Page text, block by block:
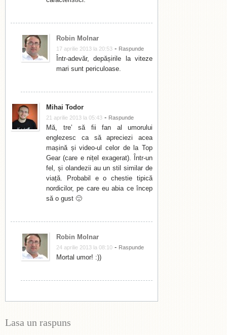
Robin Molnar
17 aprilie 2013 la 20:53 - Raspunde
Într-adevăr, depășirile la viteze
mari sunt periculoase.
Mihai Todor
21 aprilie 2013 la 05:43 - Raspunde
Mă, tre’ să fii fan al umorului
englezesc ca să apreciezi acea
mașină și video-ul celor de la Top
Gear (care e nițel exagerat). Într-un
fel, și olandezii au un stil similar de
viață. Probabil e o chestie tipică
nordicilor, pe care eu abia ce încep
să o gust 🙂
Robin Molnar
24 aprilie 2013 la 08:10 - Raspunde
Mortal umor! :))
Lasa un raspuns